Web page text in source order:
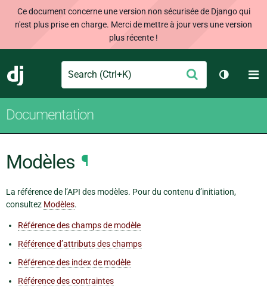
Ce document concerne une version non sécurisée de Django qui
n'est plus prise en charge. Merci de mettre à jour vers une version
plus récente !
Django
Search Envoyer
Changer
Documentation
Modèles ¶
La référence de l’API des modèles. Pour du contenu d’initiation,
consultez Modèles.
Référence des champs de modèle
Référence d’attributs des champs
Référence des index de modèle
Référence des contraintes